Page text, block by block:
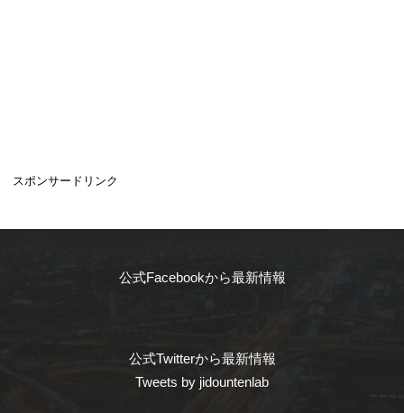
スポンサードリンク
公式Facebookから最新情報
公式Twitterから最新情報
Tweets by jidountenlab